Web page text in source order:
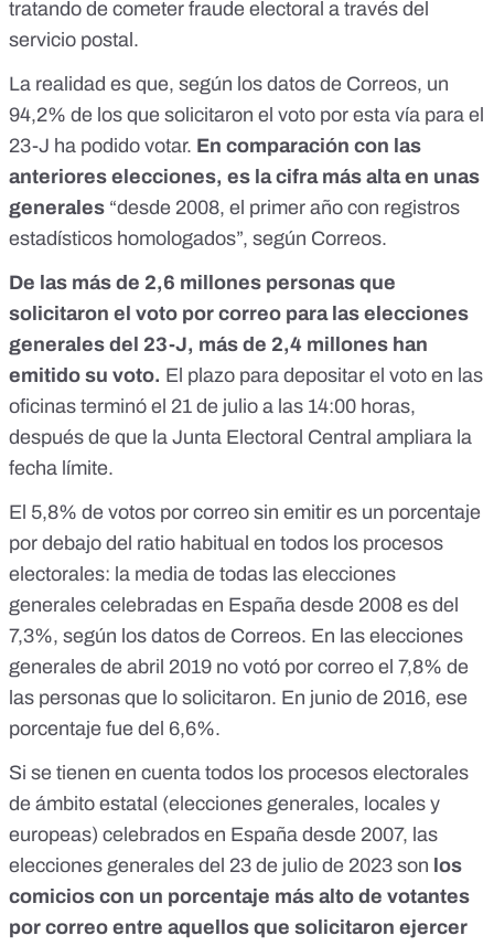
tratando de cometer fraude electoral a través del
servicio postal.
La realidad es que, según los datos de Correos, un
94,2% de los que solicitaron el voto por esta vía para el
23-J ha podido votar. En comparación con las
anteriores elecciones, es la cifra más alta en unas
generales “desde 2008, el primer año con registros
estadísticos homologados”, según Correos.
De las más de 2,6 millones personas que
solicitaron el voto por correo para las elecciones
generales del 23-J, más de 2,4 millones han
emitido su voto. El plazo para depositar el voto en las
oficinas terminó el 21 de julio a las 14:00 horas,
después de que la Junta Electoral Central ampliara la
fecha límite.
El 5,8% de votos por correo sin emitir es un porcentaje
por debajo del ratio habitual en todos los procesos
electorales: la media de todas las elecciones
generales celebradas en España desde 2008 es del
7,3%, según los datos de Correos. En las elecciones
generales de abril 2019 no votó por correo el 7,8% de
las personas que lo solicitaron. En junio de 2016, ese
porcentaje fue del 6,6%.
Si se tienen en cuenta todos los procesos electorales
de ámbito estatal (elecciones generales, locales y
europeas) celebrados en España desde 2007, las
elecciones generales del 23 de julio de 2023 son los
comicios con un porcentaje más alto de votantes
por correo entre aquellos que solicitaron ejercer